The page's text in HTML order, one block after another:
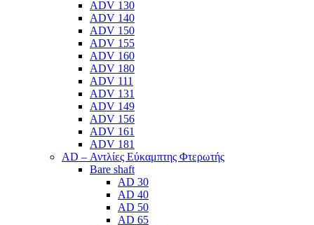
ADV 130
ADV 140
ADV 150
ADV 155
ADV 160
ADV 180
ADV 111
ADV 131
ADV 149
ADV 156
ADV 161
ADV 181
AD – Αντλίες Εύκαμπτης Φτερωτής
Bare shaft
AD 30
AD 40
AD 50
AD 65